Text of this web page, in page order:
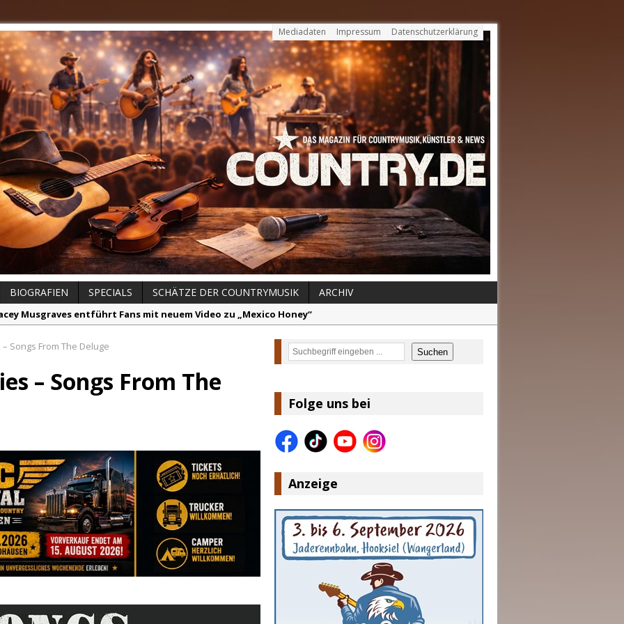
Mediadaten Impressum Datenschutzerklärung
BIOGRAFIEN SPECIALS SCHÄTZE DER COUNTRYMUSIK
ARCHIV
Musgraves entführt Fans mit neuem Video zu „Mexico Honey“
Volt – „Sound Signal Serenades“ erscheint am 28. August
Music Hot News – 2. August 2026: Dolly Parton, Bill Anderson und Shaboozey im Fokus
Johnson & The Hollywood Hillbillies kündigen neues Album mit „Better Days Ahead“ an
für Euer Vertrauen: Country.de erreicht täglich rund 10.000 Leser
Songs From The Deluge
– Songs From The
Suchen Suchen
Folge uns bei
Anzeige